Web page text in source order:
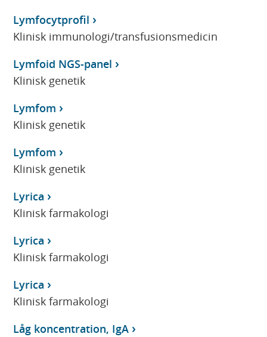
Lymfocytprofil
Klinisk immunologi/transfusionsmedicin
Lymfoid NGS-panel
Klinisk genetik
Lymfom
Klinisk genetik
Lymfom
Klinisk genetik
Lyrica
Klinisk farmakologi
Lyrica
Klinisk farmakologi
Lyrica
Klinisk farmakologi
Låg koncentration, IgA